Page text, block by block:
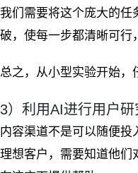
我们需要将这个庞大的任
破，使每一步都清晰可行
总之，从小型实验开始，
3）利用AI进行用户
内容渠道不是可以随便投
理想客户，需要知道他们